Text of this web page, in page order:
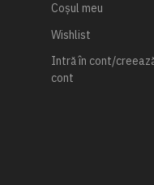
Coșul meu
Wishlist
Intră în cont/
cont